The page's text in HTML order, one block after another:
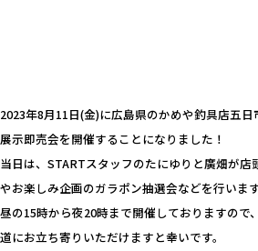
2023年8月11日(金)に広島県のかめや釣具店五
展示即売会を開催することになりました！
当日は、STARTスタッフのたにゆりと廣畑が店
やお楽しみ企画のガラポン抽選会などを行いま
昼の15時から夜20時まで開催しておりますので
道にお立ち寄りいただけますと幸いです。